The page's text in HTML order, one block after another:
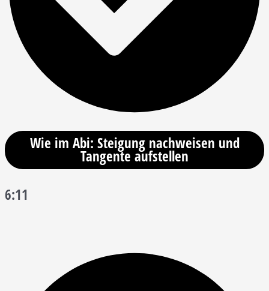
Wie im Abi: Steigung nachweisen und
Tangente aufstellen
6:11